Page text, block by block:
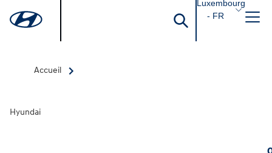
Luxembourg
- FR
Accueil
Hyundai